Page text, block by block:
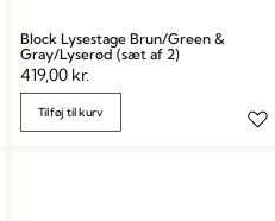
Block Lysestage Brun/Green &
Gray/Lyserød (sæt af 2)
419,00 kr.
Tilføj til kurv